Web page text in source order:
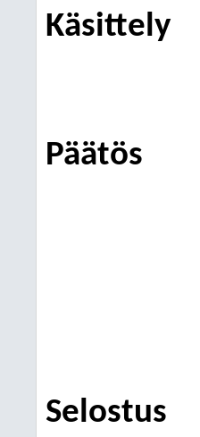
Käsittely
Päätös
Selostus